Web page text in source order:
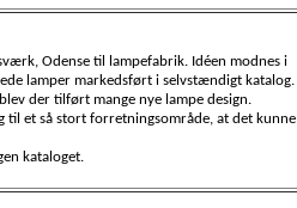
Odense til lampefabrik. Idéen modnes i
lamper markedsført i selvstændigt katalog.
der tilført mange nye lampe design.
til et så stort forretningsområde, at det kunne
kataloget.